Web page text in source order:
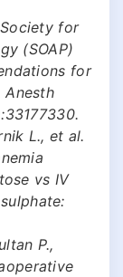
Society for
(SOAP)
for
Anesth
L., et al.
vs IV
P.,